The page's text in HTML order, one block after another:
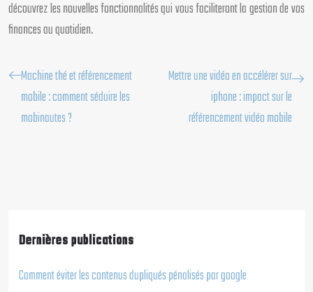
découvrez les nouvelles fonctionnalités qui vous faciliteront la gestion de vos
finances au quotidien.
Machine thé et référencement
mobile : comment séduire les
mobinautes ?
Mettre une vidéo en accélérer sur
iphone : impact sur le
référencement vidéo mobile
Dernières publications
Comment éviter les contenus dupliqués pénalisés par google